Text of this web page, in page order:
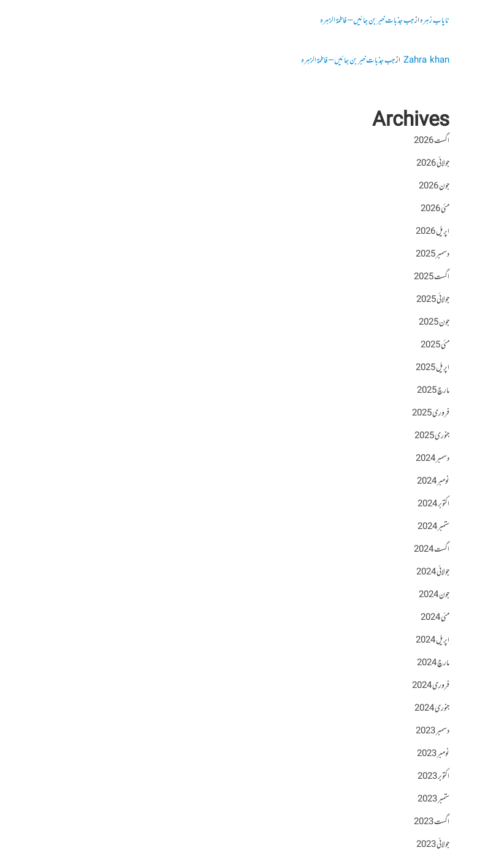
نایاب زہرہازجب جذبات خبر بن جائیں – فاطمۃالزہرہ
Zahra khanازجب جذبات خبر بن جائیں – فاطمۃالزہرہ
Archives
اگست 2026
جولائی 2026
جون 2026
مئی 2026
اپریل 2026
دسمبر 2025
اگست 2025
جولائی 2025
جون 2025
مئی 2025
اپریل 2025
مارچ 2025
فروری 2025
جنوری 2025
دسمبر 2024
نومبر 2024
اکتوبر 2024
ستمبر 2024
اگست 2024
جولائی 2024
جون 2024
مئی 2024
اپریل 2024
مارچ 2024
فروری 2024
جنوری 2024
دسمبر 2023
نومبر 2023
اکتوبر 2023
ستمبر 2023
اگست 2023
جولائی 2023